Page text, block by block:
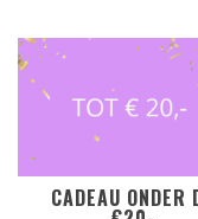
CADEAU ONDER